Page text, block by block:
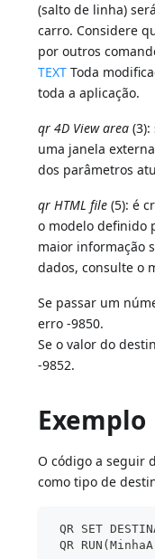
(salto de linha)
carro. Considere
por outros
TEXT Toda
toda a aplicação.
qr 4D View area
uma janela
dos parâmetros
qr HTML file (5): é
o modelo definido
maior informação
dados, consulte o
Se passar um
erro -9850.
Se o valor do
-9852.
Exemplo
O código a seguir
como tipo de
QR SET
QR